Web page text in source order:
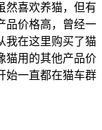
然喜欢养猫，但有
品价格高，曾经一
我在这里购买了猫
猫用的其他产品价
始一直都在猫车群